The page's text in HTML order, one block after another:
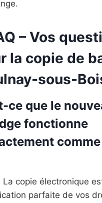
– Vos
la copie de
sous-
ce que le
fonctionne
comme
La copie électronique
parfaite de vos